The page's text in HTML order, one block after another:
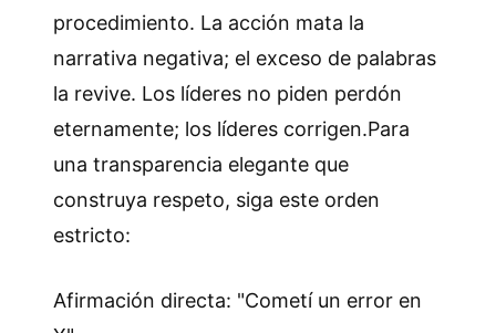
procedimiento. La acción mata la
narrativa negativa; el exceso de palabras
la revive. Los líderes no piden perdón
eternamente; los líderes corrigen.Para
una transparencia elegante que
construya respeto, siga este orden
estricto:
Afirmación directa: "Cometí un error en